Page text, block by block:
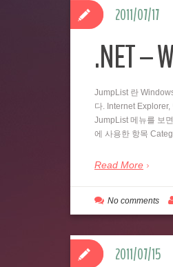
.NET –
JumpList 란
다. Internet
JumpList 메뉴를 보
에 사용한 항목
Read More
2011/07/17
No comments
2011/07/15